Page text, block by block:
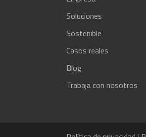
Soluciones
Sostenible
Casos reales
Blog
Trabaja con nosotros